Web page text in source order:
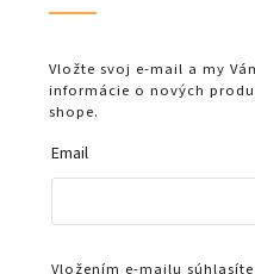
Vložte svoj e-mail a my
informácie o nových
shope.
Email
Vložením e-mailu súhlasíte